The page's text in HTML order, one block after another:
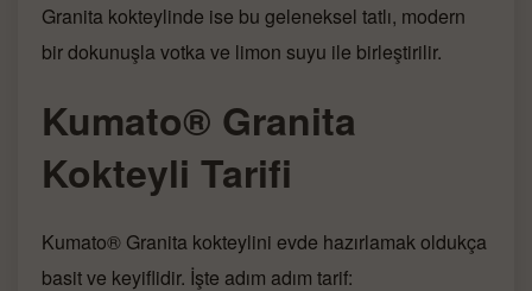
Granita kokteylinde ise bu geleneksel tatlı, modern
bir dokunuşla votka ve limon suyu ile birleştirilir.
Kumato® Granita
Kokteyli Tarifi
Kumato® Granita kokteylini evde hazırlamak oldukça
basit ve keyiflidir. İşte adım adım tarif: